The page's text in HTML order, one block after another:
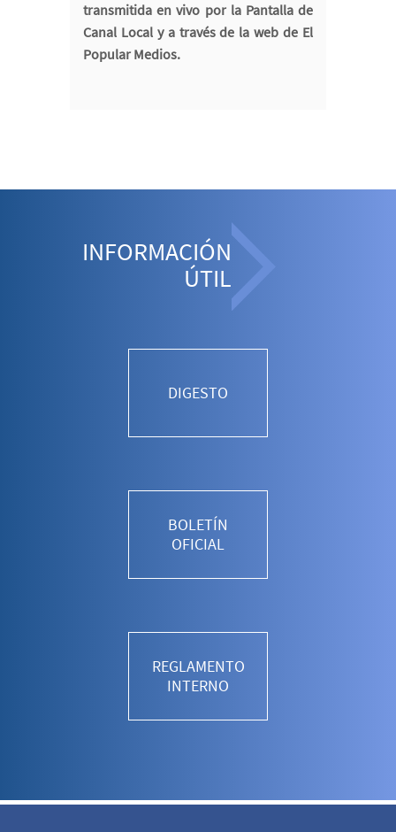
transmitida en vivo por la Pantalla de
Canal Local y a través de la web de El
Popular Medios.
INFORMACIÓN
ÚTIL
DIGESTO
BOLETÍN
OFICIAL
REGLAMENTO
INTERNO